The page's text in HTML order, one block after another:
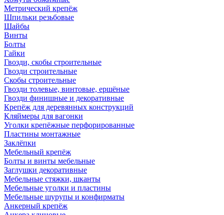
Метрический крепёж
Шпильки резьбовые
Шайбы
Винты
Болты
Гайки
Гвозди, скобы строительные
Гвозди строительные
Скобы строительные
Гвозди толевые, винтовые, ершёные
Гвозди финишные и декоративные
Крепёж для деревянных конструкций
Кляймеры для вагонки
Уголки крепёжные перфорированные
Пластины монтажные
Заклёпки
Мебельный крепёж
Болты и винты мебельные
Заглушки декоративные
Мебельные стяжки, шканты
Мебельные уголки и пластины
Мебельные шурупы и конфирматы
Анкерный крепёж